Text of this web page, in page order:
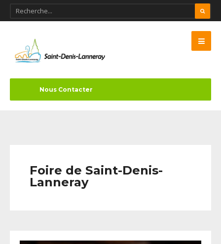
Nous Contacter
Foire de Saint-Denis-
Lanneray